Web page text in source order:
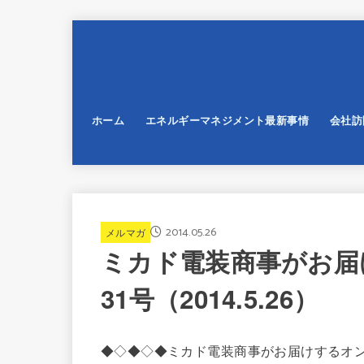
ホーム エネルギーマネジメント最新事情 会社
メルマガ 2014.05.26
ミカド電装商事がお
31号（2014.5.26）
◆◇◆◇◆ミカド電装商事がお届けする